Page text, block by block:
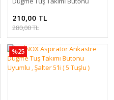
210,00 TL
280,00 TL
%25